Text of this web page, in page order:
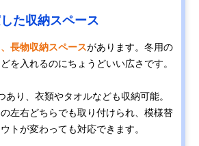
た収納スペース
長物収納スペースがあります。冬用の
を入れるのにちょうどいい広さです。
あり、衣類やタオルなども収納可能。
左右どちらでも取り付けられ、模様替
トが変わっても対応できます。